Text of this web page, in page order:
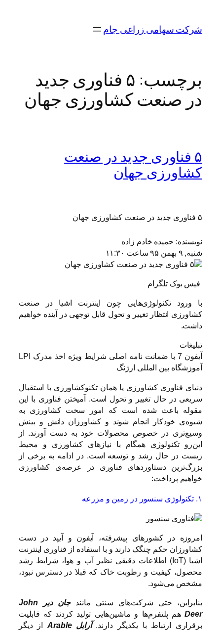
محتواشرکت سهامی زراعی جام
برچسب:
۵ فناوری جدید
در صنعت کشاورزی جهان
۵ فناوری جدید در صنعت
کشاورزی جهان
۵ فناوری جدید در صنعت کشاورزی جهان
نویسنده: حمیده خادم زاده
شنبه, ۹ بهمن ۹۵ ساعت ۱۱:۳۰
فیس بوک تلگرام
با ورود تکنولوژی‌هایی چون اینترنت اشیا در صنعت
کشاورزی انتظار تغییر و تحول قابل توجهی در آینده خواهیم
داشت.
تبلیغات
آیفون 7 با ضمانت نامه اصلی شرایط ویژه اخذ مدرک LPI
آموزشگاه بین المللی ارژنگ
دنیای فناوری کشاورزی یا همان تکنوکشاورزی با استقبال
سریعی در حال تغییر و تحول است. آمیختن فناوری با این
مقوله باعث شده است که امور سخت کشاورزی به
شیوه‌ی خودکار انجام شوند و کشاورزان دانش و بینش
وسیع‌تری در خصوص محصولات خود به دست آورند. از
این‌رو تکنولوژی همگام با نیازهای کشاورزی و محیط
زیست در حال رشد و توسعه است. در ادامه به برخی از
بزرگ‌ترین دستاوردهای فناوری در عرصه‌ی کشاورزی
خواهیم پرداخت:
۱. تکنولوژی سنسور در زمین و مزرعه
امروزه در کشورهای پیشرفته، آیفون و آیپد در دست
کشاورزان حکم چنگک دارند و با استفاده از فناوری اینترنت
اشیا (IoT) اطلاعات دقیقی نظیر آب و هوا، شرایط رشد
محصول، کیفیت و رطوبت خاک که قبلا در دسترس نبود،
مشخص می‌شود.
بنابراین، حتی شرکت‌‌های سنتی مانند
جان دیر John
Deer هم پلتفرم‌ها و ماشین‌هایی تولید کردند که قابلیت
برقراری ارتباط با یکدیگر دارند.آرابل Arable
از دیگر